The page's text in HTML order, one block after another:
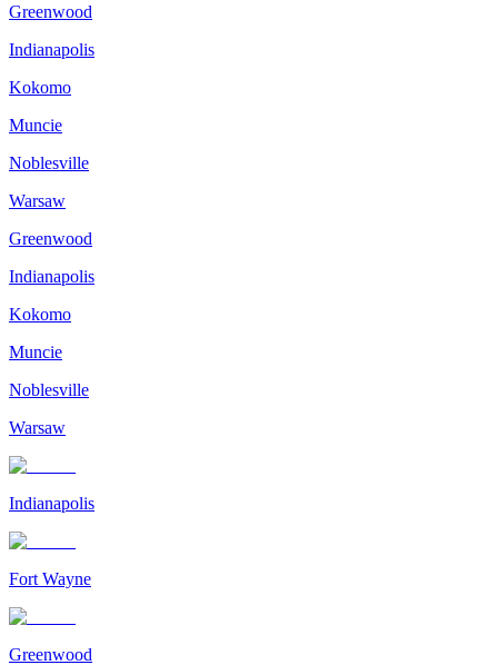
Greenwood
Indianapolis
Kokomo
Muncie
Noblesville
Warsaw
Greenwood
Indianapolis
Kokomo
Muncie
Noblesville
Warsaw
Indianapolis
Fort Wayne
Greenwood